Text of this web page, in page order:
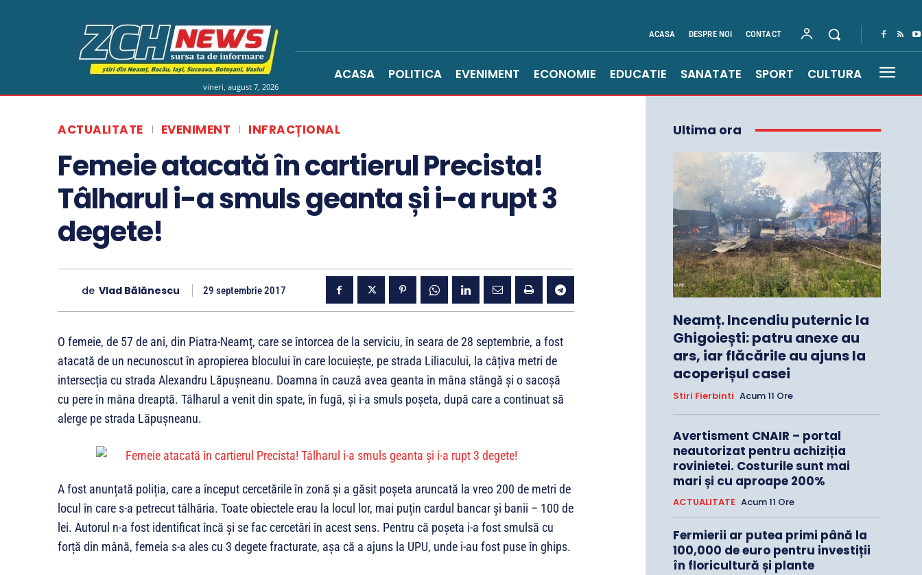
vineri, august 7, 2026
ACASA DESPRE NOI CONTACT
ACASA POLITICA EVENIMENT ECONOMIE EDUCATIE SANATATE SPORT CULTURA
ACTUALITATE EVENIMENT INFRACȚIONAL
Femeie atacată în cartierul Precista!
Tâlharul i-a smuls geanta și i-a rupt 3
degete!
de Vlad Bălănescu 29 septembrie 2017
O femeie, de 57 de ani, din Piatra-Neamț, care se întorcea de la serviciu, în seara de 28 septembrie, a fost
atacată de un necunoscut în apropierea blocului în care locuiește, pe strada Liliacului, la câțiva metri de
intersecția cu strada Alexandru Lăpușneanu. Doamna în cauză avea geanta în mâna stângă și o sacoșă
cu pere în mâna dreaptă. Tâlharul a venit din spate, în fugă, și i-a smuls poșeta, după care a continuat să
alerge pe strada Lăpușneanu.
A fost anunțată poliția, care a început cercetările în zonă și a găsit poșeta aruncată la vreo 200 de metri de
locul în care s-a petrecut tâlhăria. Toate obiectele erau la locul lor, mai puțin cardul bancar și banii – 100 de
lei. Autorul n-a fost identificat încă și se fac cercetări în acest sens. Pentru că poșeta i-a fost smulsă cu
forță din mână, femeia s-a ales cu 3 degete fracturate, așa că a ajuns la UPU, unde i-au fost puse în ghips.
Ultima ora
Neamț. Incendiu puternic la
Ghigoiești: patru anexe au
ars, iar flăcările au ajuns la
acoperișul casei
Stiri Fierbinti Acum 11 Ore
Avertisment CNAIR – portal
neautorizat pentru achiziția
rovinietei. Costurile sunt mai
mari și cu aproape 200%
ACTUALITATE Acum 11 Ore
Fermierii ar putea primi până la
100,000 de euro pentru investiții
în floricultură și plante